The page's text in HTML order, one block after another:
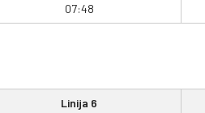
07:48
Linija 6